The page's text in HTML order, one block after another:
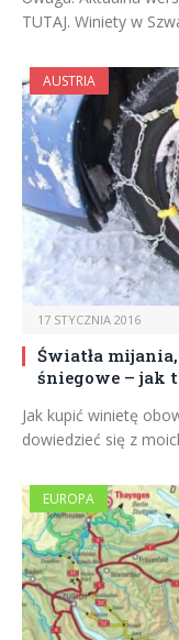
TUTAJ. Winiety w
AUSTRIA
17 STYCZNIA 2016
Światła
śniegowe – jak
Jak kupić winietę
dowiedzieć się z
EUROPA